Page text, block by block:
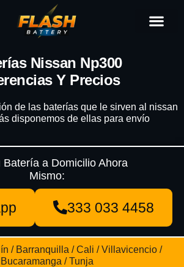
Nissan Np300
Y Precios
de las baterías que le sirven al nissan
disponemos de ellas para envío
Batería a Domicilio Ahora
Mismo:
333 033 4458
/ Barranquilla / Cali / Villavicencio /
Bucaramanga / Tunja